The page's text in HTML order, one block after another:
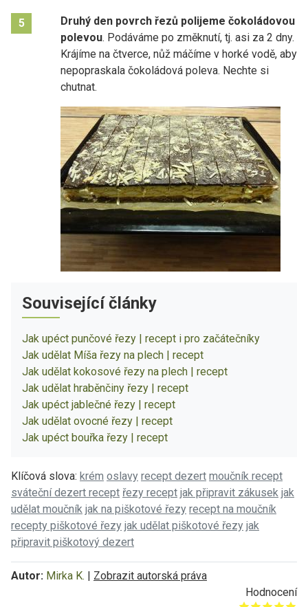
5
Druhý den povrch řezů polijeme čokoládovou
polevou. Podáváme po změknutí, tj. asi za 2 dny.
Krájíme na čtverce, nůž máčíme v horké vodě, aby
nepopraskala čokoládová poleva. Nechte si
chutnat.
Související články
Jak upéct punčové řezy | recept i pro začátečníky
Jak udělat Míša řezy na plech | recept
Jak udělat kokosové řezy na plech | recept
Jak udělat hraběnčiny řezy | recept
Jak upéct jablečné řezy | recept
Jak udělat ovocné řezy | recept
Jak upéct bouřka řezy | recept
Klíčová slova: krém oslavy recept dezert moučník recept
sváteční dezert recept řezy recept jak připravit zákusek jak
udělat moučník jak na piškotové řezy recept na moučník
recepty piškotové řezy jak udělat piškotové řezy jak
připravit piškotový dezert
Autor: Mirka K. | Zobrazit autorská práva
Hodnocení